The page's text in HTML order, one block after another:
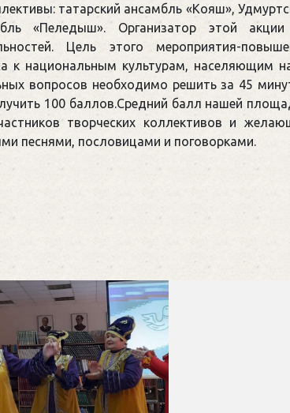
татарский ансамбль «Кояш»,
«Пеледыш». Организатор этой
Цель этого мероприятия-
к национальным культурам, населяющим
вопросов необходимо решить за 45
100 баллов.Средний балл нашей
творческих коллективов и
песнями, пословицами и поговорками.